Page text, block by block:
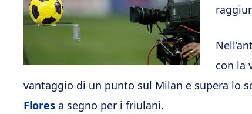
con la
vantaggio di un punto sul Milan e supera lo
Flores a segno per i friulani.